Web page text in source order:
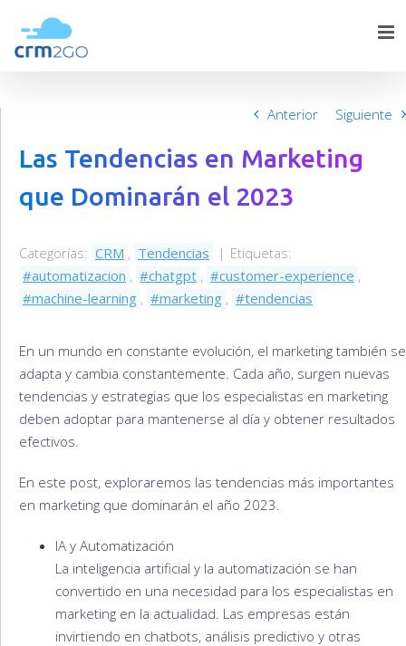
content
Anterior Siguiente
Las Tendencias en Marketing
que Dominarán el 2023
Categorías: CRM , Tendencias | Etiquetas:
automatizacion , chatgpt , customer-experience ,
machine-learning , marketing , tendencias
En un mundo en constante evolución, el marketing también se
adapta y cambia constantemente. Cada año, surgen nuevas
tendencias y estrategias que los especialistas en marketing
deben adoptar para mantenerse al día y obtener resultados
efectivos.
En este post, exploraremos las tendencias más importantes
en marketing que dominarán el año 2023.
IA y Automatización
La inteligencia artificial y la automatización se han
convertido en una necesidad para los especialistas en
marketing en la actualidad. Las empresas están
invirtiendo en chatbots, análisis predictivo y otras